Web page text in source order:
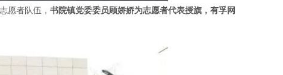
愿者队伍， 书院镇党委委员顾娇娇为志愿者代表授旗，有孚网